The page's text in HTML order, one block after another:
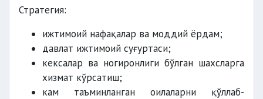
Стратегия:
ижтимоий нафақалар ва моддий ёрдам;
давлат ижтимоий суғуртаси;
кексалар ва ногиронлиги бўлган шахсларга
хизмат кўрсатиш;
кам таъминланган оилаларни қўллаб-